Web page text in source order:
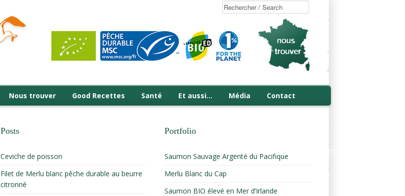
Nous trouver Good Recettes Santé Et aussi… Média Contact
Posts
Ceviche de poisson
Filet de Merlu blanc pêche durable au beurre
citronné
Portfolio
Saumon Sauvage Argenté du Pacifique
Merlu Blanc du Cap
Saumon BIO élevé en Mer d’Irlande